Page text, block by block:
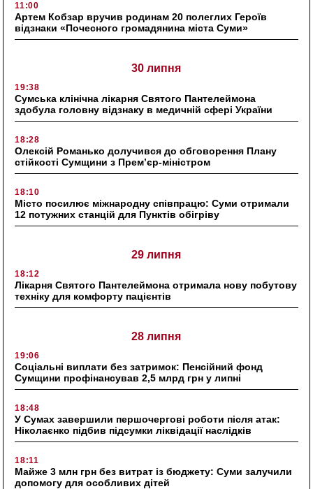
11:00
Артем Кобзар вручив родинам 20 полеглих Героїв
відзнаки «Почесного громадянина міста Суми»
30 липня
19:38
Сумська клінічна лікарня Святого Пантелеймона
здобула головну відзнаку в медичній сфері України
18:28
Олексій Романько долучився до обговорення Плану
стійкості Сумщини з Прем’єр-міністром
18:10
Місто посилює міжнародну співпрацю: Суми отримали
12 потужних станцій для Пунктів обігріву
29 липня
18:12
Лікарня Святого Пантелеймона отримала нову побутову
техніку для комфорту пацієнтів
28 липня
19:06
Соціальні виплати без затримок: Пенсійний фонд
Сумщини профінансував 2,5 млрд грн у липні
18:48
У Сумах завершили першочергові роботи після атак:
Ніколаєнко підбив підсумки ліквідації наслідків
18:11
Майже 3 млн грн без витрат із бюджету: Суми залучили
допомогу для особливих дітей